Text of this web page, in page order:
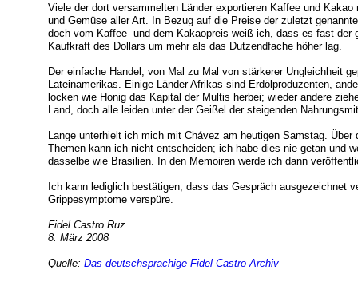
Viele der dort versammelten Länder exportieren Kaffee und
und Gemüse aller Art. In Bezug auf die Preise der zuletzt
doch vom Kaffee- und dem Kakaopreis weiß ich, dass es fast
Kaufkraft des Dollars um mehr als das Dutzendfache höher lag.
Der einfache Handel, von Mal zu Mal von stärkerer Ungleichheit
Lateinamerikas. Einige Länder Afrikas sind Erdölproduzenten,
locken wie Honig das Kapital der Multis herbei; wieder andere
Land, doch alle leiden unter der Geißel der steigenden
Lange unterhielt ich mich mit Chávez am heutigen Samstag. Über
Themen kann ich nicht entscheiden; ich habe dies nie getan und
dasselbe wie Brasilien. In den Memoiren werde ich dann
Ich kann lediglich bestätigen, dass das Gespräch ausgezeichnet
Grippesymptome verspüre.
Fidel Castro Ruz
8. März 2008
Quelle: Das deutschsprachige Fidel Castro Archiv